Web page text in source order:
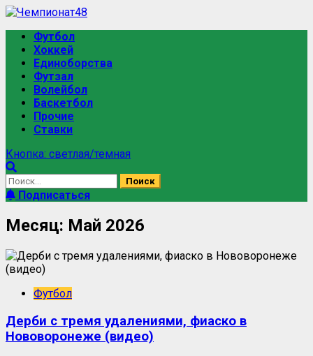
Футбол
Хоккей
Единоборства
Футзал
Волейбол
Баскетбол
Прочие
Ставки
Кнопка: светлая/темная
Подписаться
Месяц: Май 2026
Футбол
Дерби с тремя удалениями, фиаско в
Нововоронеже (видео)